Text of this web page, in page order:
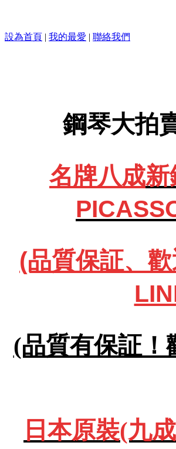
設為首頁 | 我的最愛 | 聯絡我們
鋼琴大拍
名牌八成
(品質保証、
(品質有保証！
日本原裝(九